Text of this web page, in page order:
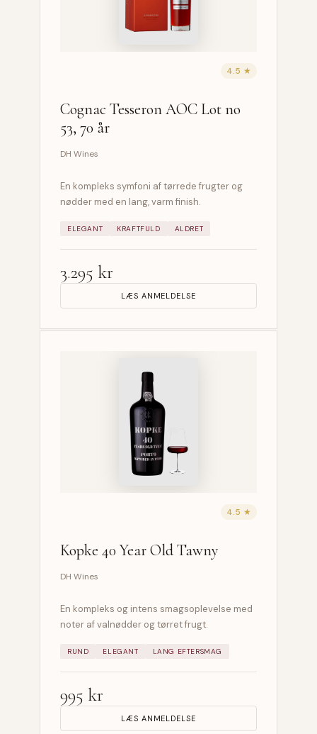
4.5 ★
Cognac Tesseron AOC Lot no
53, 70 år
DH Wines
En kompleks symfoni af tørrede frugter og
nødder med en lang, varm finish.
ELEGANT KRAFTFULD ALDRET
3.295 kr
LÆS ANMELDELSE
4.5 ★
Kopke 40 Year Old Tawny
DH Wines
En kompleks og intens smagsoplevelse med
noter af valnødder og tørret frugt.
RUND ELEGANT LANG EFTERSMAG
995 kr
LÆS ANMELDELSE